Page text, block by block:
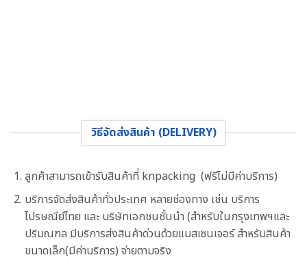
วิธีจัดส่งสินค้า (DELIVERY)
ลูกค้าสามารถเข้ารับสินค้าที่ knpacking (ฟรีไม่มีค่าบริการ)
บริการจัดส่งสินค้าทั่วประเทศ หลายช่องทาง เช่น บริการ
ไปรษณีย์ไทย และ บริษัทเอกชนชั้นนำ (สำหรับในกรุงเทพฯและ
ปริมณฑล มีบริการส่งสินค้าด่วนด้วยแมสเซนเจอร์ สำหรับสินค้า
ขนาดเล็ก(มีค่าบริการ) จ่ายตามจริง